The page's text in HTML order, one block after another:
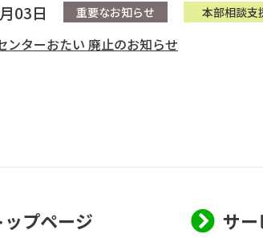
03日 重要なお知らせ 本部相談支
ンターおたい 廃止のお知らせ
プページ サー